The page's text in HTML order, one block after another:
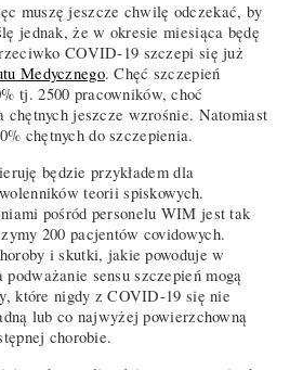
muszę jeszcze chwilę odczekać, by
jednak, że w okresie miesiąca będę
COVID-19 szczepi się już
Medycznego. Chęć szczepień
tj. 2500 pracowników, choć
chętnych jeszcze wzrośnie. Natomiast
chętnych do szczepienia.
będzie przykładem dla
teorii spiskowych.
pośród personelu WIM jest tak
200 pacjentów covidowych.
i skutki, jakie powoduje w
sensu szczepień mogą
które nigdy z COVID-19 się nie
lub co najwyżej powierzchowną
chorobie.